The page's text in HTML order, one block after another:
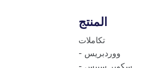
المنتج
تكاملات
- ووردبريس
- سكوير سبيس